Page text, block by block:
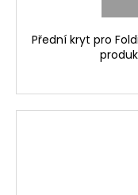
Přední kryt pro